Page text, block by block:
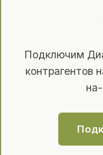
Подключим